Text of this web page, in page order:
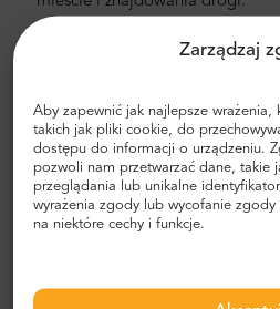
Zarządzaj
Aby zapewnić jak najlepsze wrażenia,
takich jak pliki cookie, do
dostępu do informacji o urządzeniu.
pozwoli nam przetwarzać dane, takie
przeglądania lub unikalne
wyrażenia zgody lub wycofanie zgody
na niektóre cechy i funkcje.
Transfer z lotniska i miasta
lotniskowego? Zarezerwuj jeden
podróżnych użytkowników Trip-
transport door-to-door w
komfortowych, klimatyzowanych
Mercedes-Benz. Nasza załoga
doświadczonych kierowców-
Koszt transferu z lotniska i